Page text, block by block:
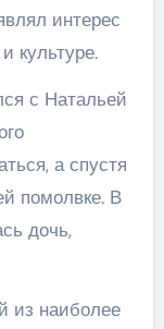
интерес
культуре.
с Натальей
а спустя
помолвке. В
дочь,
из наиболее